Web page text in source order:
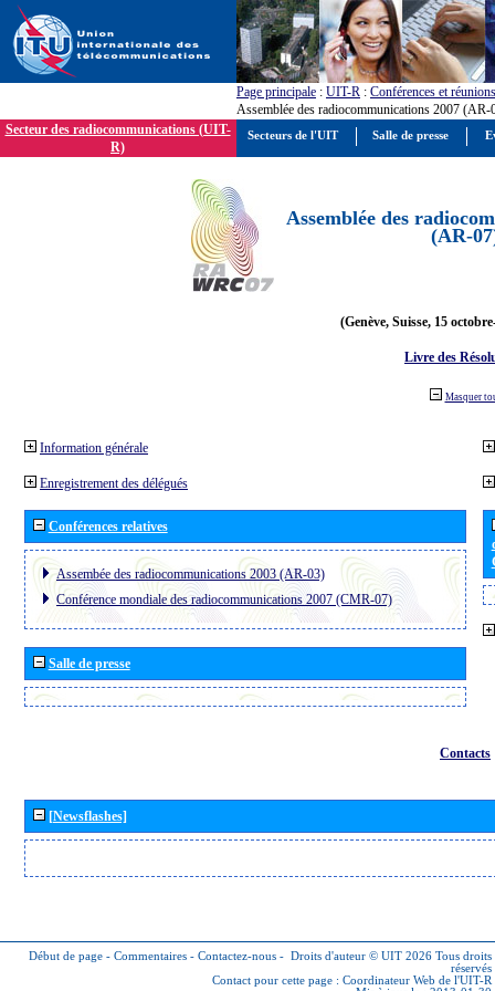
Page principale : UIT-R : Conférences et réunions
Assemblée des radiocommunications 2007 (AR-
Secteur des radiocommunications (UIT-
R)
Assemblée des
(AR-
(Genève, Suisse, 15
Livre des
Masquer
Information générale
Enregistrement des délégués
Conférences relatives
Assembée des radiocommunications 2003 (AR-03)
Conférence mondiale des radiocommunications 2007 (CMR-07)
Salle de presse
Contacts
[Newsflashes]
Début de page - Commentaires - Contactez-nous - Droits d'auteur © UIT 2026 Tous droits
réservés
Contact pour cette page : Coordinateur Web de l'UIT-R
Secteurs de l'UIT Salle de presse